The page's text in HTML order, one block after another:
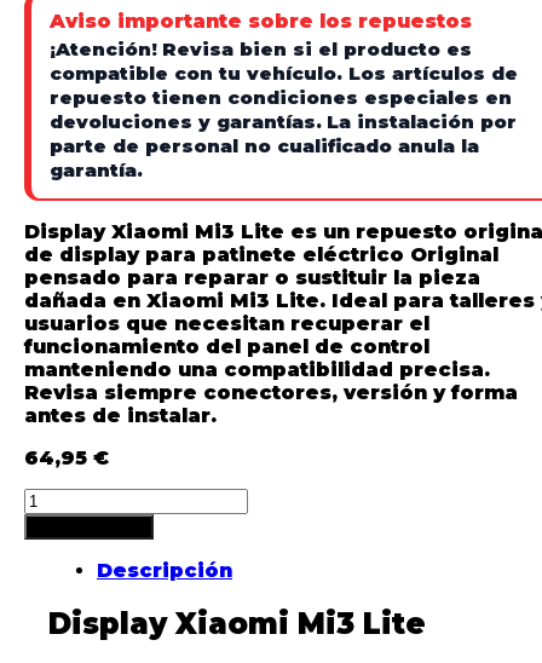
Aviso importante sobre los repuestos
¡Atención! Revisa bien si el producto es
compatible con tu vehículo. Los artículos de
repuesto tienen condiciones especiales en
devoluciones y garantías. La instalación por
parte de personal no cualificado anula la
garantía.
Display Xiaomi Mi3 Lite es un repuesto
de display para patinete eléctrico Original
pensado para reparar o sustituir la pieza
dañada en Xiaomi Mi3 Lite. Ideal para talleres
usuarios que necesitan recuperar el
funcionamiento del panel de control
manteniendo una compatibilidad precisa.
Revisa siempre conectores, versión y forma
antes de instalar.
64,95 €
Descripción
Display Xiaomi Mi3 Lite